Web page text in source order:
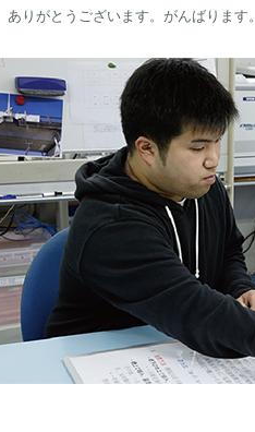
ありがとうございます。がんばります。